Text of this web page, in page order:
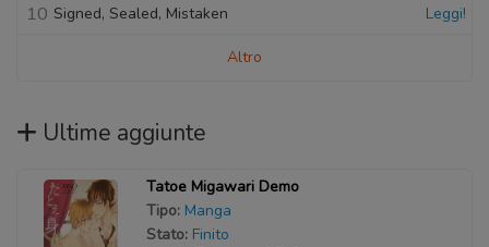
10 Signed, Sealed, Mistaken Leggi!
Altro
Ultime aggiunte
Tatoe Migawari Demo
Tipo: Manga
Stato: Finito